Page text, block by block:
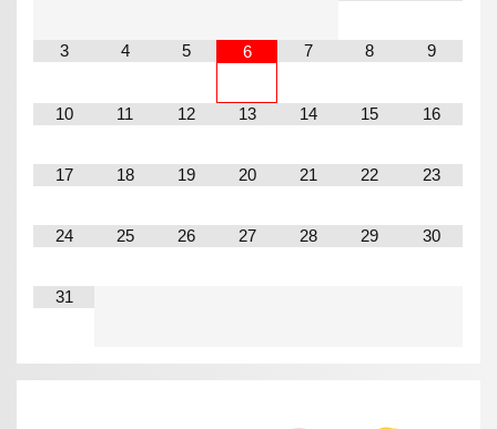
3 4 5 6 7 8 9
10 11 12 13 14 15 16
17 18 19 20 21 22 23
24 25 26 27 28 29 30
31